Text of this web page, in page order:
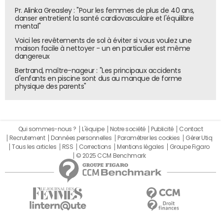
Pr. Alinka Greasley : "Pour les femmes de plus de 40 ans,
danser entretient la santé cardiovasculaire et l'équilibre
mental"
Voici les revêtements de sol à éviter si vous voulez une
maison facile à nettoyer - un en particulier est même
dangereux
Bertrand, maître-nageur : "Les principaux accidents
d'enfants en piscine sont dus au manque de forme
physique des parents"
Qui sommes-nous ? L'équipe Notre société Publicité
Contact
Recrutement
Données personnelles Paramétrer les cookies
Gérer Utiq
Tous les articles
RSS Corrections Mentions légales
Groupe Figaro
© 2025 CCM Benchmark